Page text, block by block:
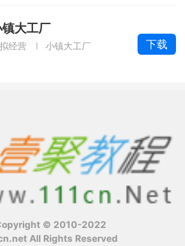
大工厂
经营 小镇大工厂 下载
© 2010-2022
All Rights Reserved